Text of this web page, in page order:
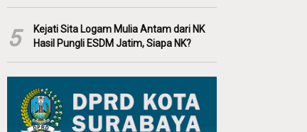
5
Kejati Sita Logam Mulia Antam dari NK
Hasil Pungli ESDM Jatim, Siapa NK?